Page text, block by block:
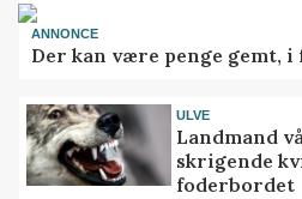
ANNONCE
Der kan være penge gemt,
ULVE
Landmand
skrigende
foderbordet